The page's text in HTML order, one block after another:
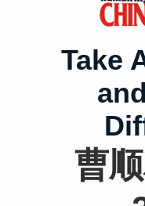
Take
曹